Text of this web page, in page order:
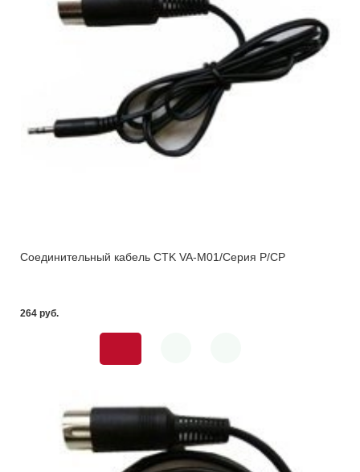
Соединительный кабель CTK VA-M01/Cерия Р/СP
264 pуб.